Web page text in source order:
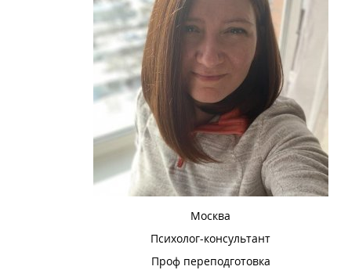
Москва
Психолог-консультант
Проф переподготовка